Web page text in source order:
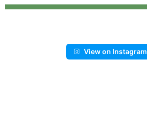
View on Instagram